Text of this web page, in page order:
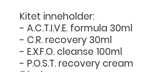
Kitet inneholder:
- A.C.T.I.V.E. formula 30ml
- C.R. recovery 30ml
- E.X.F.O. cleanse 100ml
- P.O.S.T. recovery cream